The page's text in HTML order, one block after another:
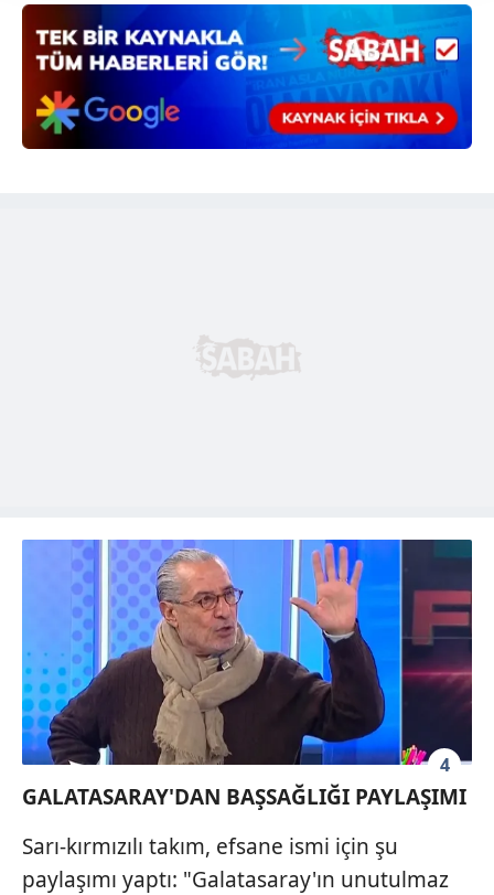
takdirde, kullanıcılara hedefli reklamlar
gösterilmeyecektir."
Sizlere daha iyi bir hizmet sunabilmek için İnternet
Sitemizde kendimize ve üçüncü kişilere ait çerezler
kullanılmaktadır. Bu çerezler vasıtasıyla çeşitli kişisel
Çerezlere ilişkin tercihlerinizi aşağıda yer alan panel
vasıtasıyla belirleyebilirsiniz. Çerezlere ilişkin detaylı bilgi
ilgili mevzuata uygun olarak kullanılan çerezlerle ilgili bilgi
almak için lütfentıklayınız.
4
GALATASARAY'DAN BAŞSAĞLIĞI PAYLAŞIMI
Sarı-kırmızılı takım, efsane ismi için şu
paylaşımı yaptı: "Galatasaray'ın unutulmaz